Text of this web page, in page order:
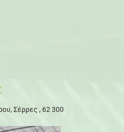
Σέρρες , 62 300